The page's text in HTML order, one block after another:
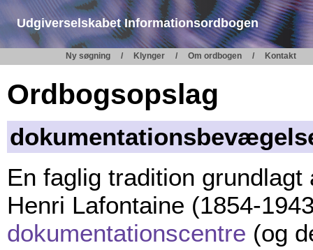
Udgiverselskabet Informationsordbogen
Ny søgning Klynger Om ordbogen Kontakt
Ordbogsopslag
En faglig tradition
Henri Lafontaine (1854-
dokumentationscentre (og